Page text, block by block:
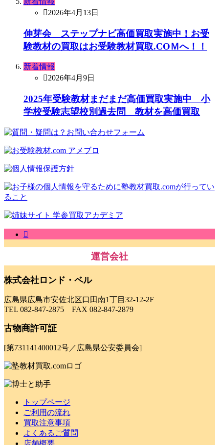
2026年4月13日
伸芽会 ステップナビ高価買取実施中！お受
験教材の買取はお受験教材買取.COＭへ！！
新着情報
2026年4月9日
2025年受験教材まだまだ高価買取実施中 小
学校受験志望校別過去問 教材を高価買取
運営会社
株式会社ロンド・ベル
広島県広島市安佐北区口田南1丁目32-12-2F
TEL 082-847-2875 FAX 082-847-2879
古物商許可証
[第731141400012号／広島県公安委員会]
トップページ
ご利用の流れ
買取注意事項
よくあるご質問
店舗概要